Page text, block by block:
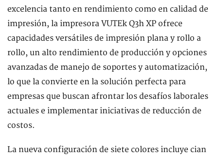
excelencia tanto en rendimiento como en calidad de
impresión, la impresora VUTEk Q3h XP ofrece
capacidades versátiles de impresión plana y rollo a
rollo, un alto rendimiento de producción y opciones
avanzadas de manejo de soportes y automatización,
lo que la convierte en la solución perfecta para
empresas que buscan afrontar los desafíos laborales
actuales e implementar iniciativas de reducción de
costos.
La nueva configuración de siete colores incluye cian